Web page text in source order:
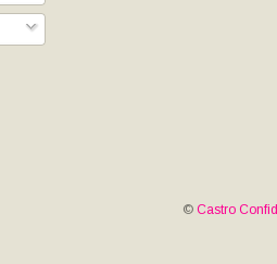
© Castro